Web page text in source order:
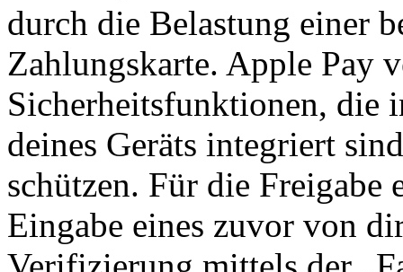
durch die Belastung einer
Zahlungskarte. Apple Pay
Sicherheitsfunktionen, die
deines Geräts integriert
schützen. Für die
Eingabe eines zuvor von